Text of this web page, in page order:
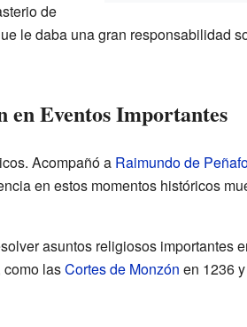
de
le daba una gran responsabilidad
en Eventos Importantes
Acompañó a Raimundo de
en estos momentos históricos
asuntos religiosos importantes
como lasCortes de Monzón en 1236